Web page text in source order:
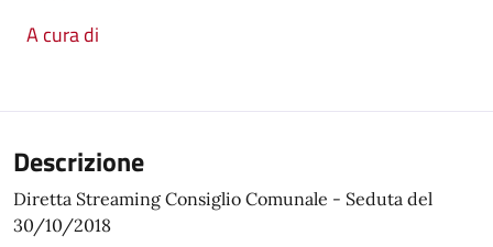
A cura di
Descrizione
Diretta Streaming Consiglio Comunale - Seduta del
30/10/2018